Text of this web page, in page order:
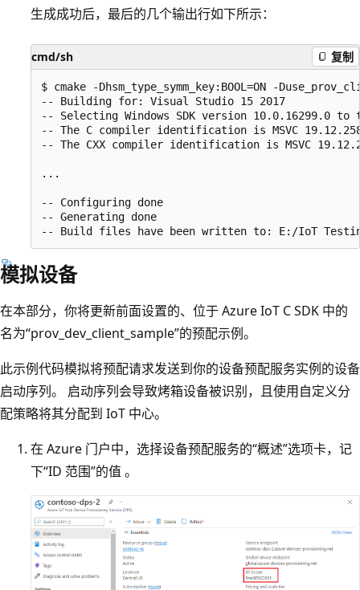
生成成功后，最后的几个输出行如下所示：
cmd/sh 复制
$ cmake -Dhsm_type_symm_key:BOOL=ON -
-- Building for: Visual Studio 15 2017
-- Selecting Windows SDK version 10.0.16299.0 to
-- The C compiler identification is MSVC
-- The CXX compiler identification is MSVC
...
-- Configuring done
-- Generating done
模拟设备
在本部分，你将更新前面设置的、位于 Azure IoT C SDK 中的
名为“prov_dev_client_sample”的预配示例。
此示例代码模拟将预配请求发送到你的设备预配服务实例的设备
启动序列。 启动序列会导致烤箱设备被识别，且使用自定义分
配策略将其分配到 IoT 中心。
在 Azure 门户中，选择设备预配服务的“概述”选项卡，记
下“ID 范围”的值 。